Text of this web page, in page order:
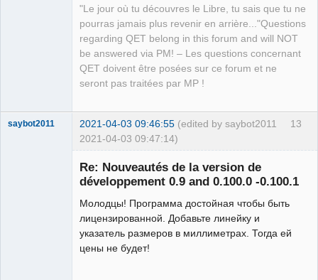
"Le jour où tu découvres le Libre, tu sais que tu ne
pourras jamais plus revenir en arrière..."Questions
regarding QET belong in this forum and will NOT
be answered via PM! – Les questions concernant
QET doivent être posées sur ce forum et ne
seront pas traitées par MP !
13
saybot2011 2021-04-03 09:46:55 (edited by saybot2011
2021-04-03 09:47:14)
Re: Nouveautés de la version de
développement 0.9 and 0.100.0 -0.100.1
Молодцы! Программа достойная чтобы быть
лицензированной. Добавьте линейку и
указатель размеров в миллиметрах. Тогда ей
цены не будет!